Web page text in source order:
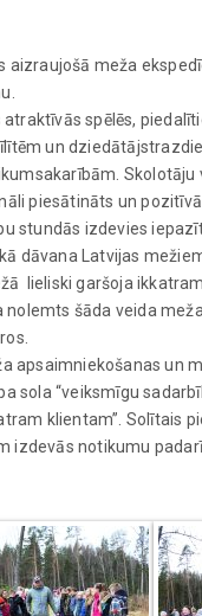
meža
spēlēs,
un
piesātināts un
stundās izdevies
dāvana Latvijas
lieliski garšoja
šāda veida
apsaimniekošanas un
sola “veiksmīgu
klientam”. Solītais
notikumu